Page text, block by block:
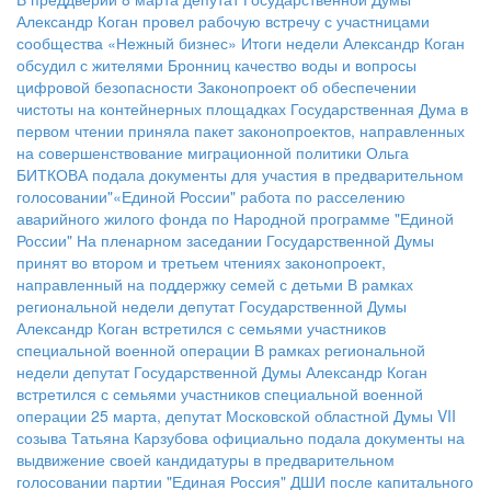
Александр Коган провел рабочую встречу с участницами
сообщества «Нежный бизнес» Итоги недели Александр Коган
обсудил с жителями Бронниц качество воды и вопросы
цифровой безопасности Законопроект об обеспечении
чистоты на контейнерных площадках Государственная Дума в
первом чтении приняла пакет законопроектов, направленных
на совершенствование миграционной политики Ольга
БИТКОВА подала документы для участия в предварительном
голосовании"«Единой России" работа по расселению
аварийного жилого фонда по Народной программе "Единой
России" На пленарном заседании Государственной Думы
принят во втором и третьем чтениях законопроект,
направленный на поддержку семей с детьми В рамках
региональной недели депутат Государственной Думы
Александр Коган встретился с семьями участников
специальной военной операции В рамках региональной
недели депутат Государственной Думы Александр Коган
встретился с семьями участников специальной военной
операции 25 марта, депутат Московской областной Думы VII
созыва Татьяна Карзубова официально подала документы на
выдвижение своей кандидатуры в предварительном
голосовании партии "Единая Россия" ДШИ после капитального